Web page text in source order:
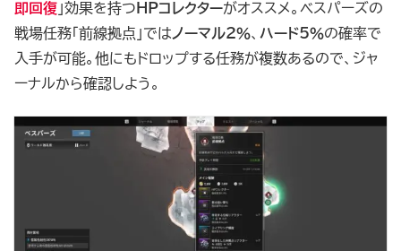
即回復 」効果を持つ HPコレクターがオススメ。ベスパーズの
戦場任務「前線拠点」ではノーマル2％、 ハード5％の確率で
入手が可能。他にもドロップする任務が複数あるので、ジャ
ーナルから確認しよう。